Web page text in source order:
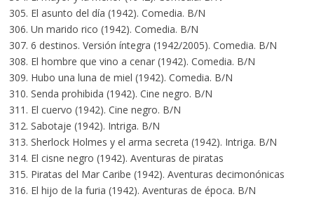
305. El asunto del día (1942). Comedia. B/N
306. Un marido rico (1942). Comedia. B/N
307. 6 destinos. Versión íntegra (1942/2005). Comedia. B/N
308. El hombre que vino a cenar (1942). Comedia. B/N
309. Hubo una luna de miel (1942). Comedia. B/N
310. Senda prohibida (1942). Cine negro. B/N
311. El cuervo (1942). Cine negro. B/N
312. Sabotaje (1942). Intriga. B/N
313. Sherlock Holmes y el arma secreta (1942). Intriga. B/N
314. El cisne negro (1942). Aventuras de piratas
315. Piratas del Mar Caribe (1942). Aventuras decimonónicas
316. El hijo de la furia (1942). Aventuras de época. B/N